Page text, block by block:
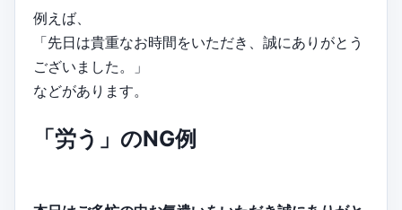
例えば、
「先日は貴重なお時間をいただき、誠にありがとう
ございました。」
などがあります。
「労う」のNG例